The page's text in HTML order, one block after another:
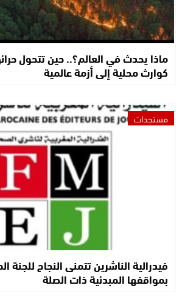
ماذا يحدث في العالم؟.. حين تتحول
كوارث محلية إلى أزمة عالمية
مستجدات
فيدرالية الناشرين تتمنى النجاح للجنة
بمواقفها المبدئية ذات الصلة